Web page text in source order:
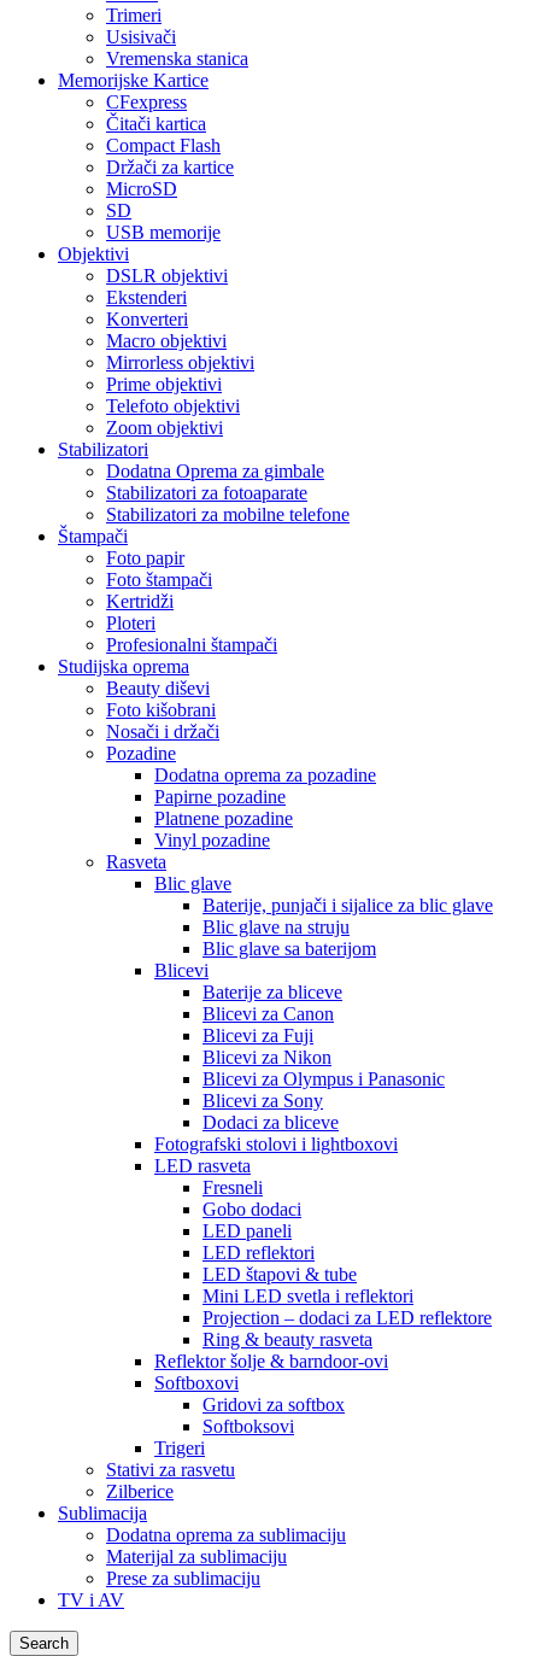
Trimeri
Usisivači
Vremenska stanica
Memorijske Kartice
CFexpress
Čitači kartica
Compact Flash
Držači za kartice
MicroSD
SD
USB memorije
Objektivi
DSLR objektivi
Ekstenderi
Konverteri
Macro objektivi
Mirrorless objektivi
Prime objektivi
Telefoto objektivi
Zoom objektivi
Stabilizatori
Dodatna Oprema za gimbale
Stabilizatori za fotoaparate
Stabilizatori za mobilne telefone
Štampači
Foto papir
Foto štampači
Kertridži
Ploteri
Profesionalni štampači
Studijska oprema
Beauty diševi
Foto kišobrani
Nosači i držači
Pozadine
Dodatna oprema za pozadine
Papirne pozadine
Platnene pozadine
Vinyl pozadine
Rasveta
Blic glave
Baterije, punjači i sijalice za blic glave
Blic glave na struju
Blic glave sa baterijom
Blicevi
Baterije za bliceve
Blicevi za Canon
Blicevi za Fuji
Blicevi za Nikon
Blicevi za Olympus i Panasonic
Blicevi za Sony
Dodaci za bliceve
Fotografski stolovi i lightboxovi
LED rasveta
Fresneli
Gobo dodaci
LED paneli
LED reflektori
LED štapovi & tube
Mini LED svetla i reflektori
Projection – dodaci za LED reflektore
Ring & beauty rasveta
Reflektor šolje & barndoor-ovi
Softboxovi
Gridovi za softbox
Softboksovi
Trigeri
Stativi za rasvetu
Zilberice
Sublimacija
Dodatna oprema za sublimaciju
Materijal za sublimaciju
Prese za sublimaciju
TV i AV
Search